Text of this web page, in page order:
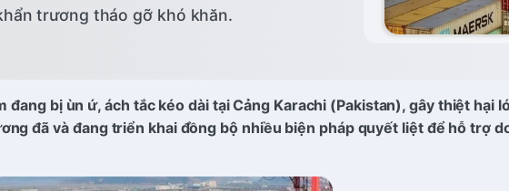
trương tháo gỡ khó khăn.
bị ùn ứ, ách tắc kéo dài tại Cảng Karachi (Pakistan), gây thiệt hại
đã và đang triển khai đồng bộ nhiều biện pháp quyết liệt để hỗ trợ